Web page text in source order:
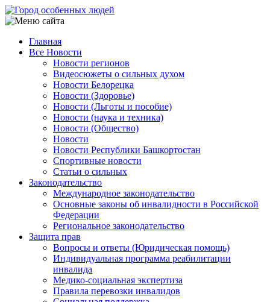
Перейти
к
содержанию
Main
navigation
Главная
Все Новости
Новости регионов
Видеосюжеты о сильных духом
Новости Белорецка
Новости (Здоровье)
Новости (Льготы и пособие)
Новости (наука и техника)
Новости (Общество)
Новости
Новости Республики Башкортостан
Спортивные новости
Статьи о сильных
Законодательство
Международное законодательство
Основные законы об инвалидности в Российской
Федерации
Региональное законодательство
Защита прав
Вопросы и ответы (Юридическая помощь)
Индивидуальная программа реабилитации
инвалида
Медико-социальная экспертиза
Правила перевозки инвалидов